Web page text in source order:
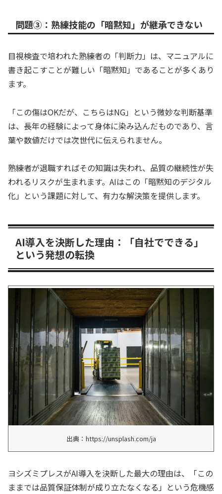
問題③：熟練技能の「暗黙知」が継承できない
目視検査で培われた熟練者の「判断力」は、マニュアルに
書き起こすことが難しい「暗黙知」であることが多くあり
ます。
「この傷はOKだが、こちらはNG」という微妙な判断基準
は、長年の経験によって身体に染み込んだものであり、言
葉や数値だけでは次世代に伝えられません。
熟練者が退職すればその知識は失われ、品質の継続性が失
われるリスクが生まれます。AIはこの「暗黙知のデジタル
化」という課題に対して、有力な解決策を提供します。
AI導入を決断した理由：「自社でできる」
という発想の転換
出典：https://unsplash.com/ja
ヨシズミプレスがAI導入を決断した最大の理由は、「この
ままでは品質保証体制が成り立たなくなる」という危機感